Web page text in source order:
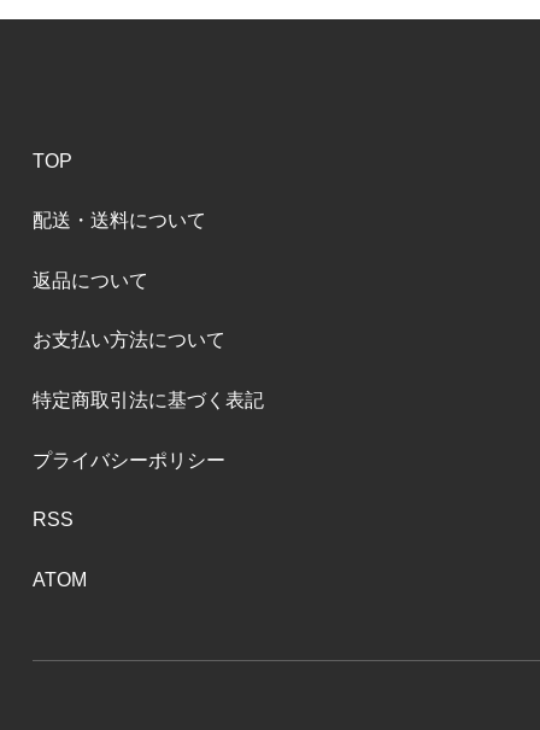
TOP
配送・送料について
返品について
お支払い方法について
特定商取引法に基づく表記
プライバシーポリシー
RSS
ATOM